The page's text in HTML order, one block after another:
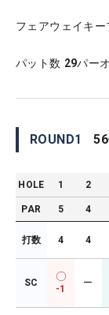
フェアウェイキー
パット数 29パー
ROUND1 56
HOLE 1 2
PAR 5 4
打数 4 4
SC
-1
ー